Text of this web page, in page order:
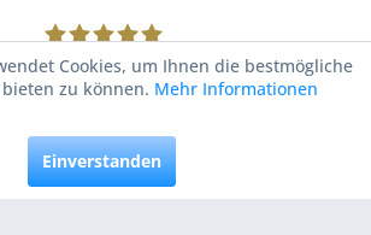
auf ProvenExpert.com
Cookies, um Ihnen die bestmögliche
zu können. Mehr Informationen
Einverstanden